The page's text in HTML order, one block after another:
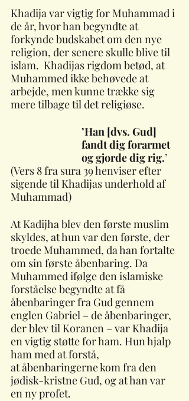
Khadija var vigtig for Muhammad i
de år, hvor han begyndte at
forkynde budskabet om den nye
religion, der senere skulle blive til
islam.  Khadijas rigdom betød, at
Muhammed ikke behøvede at
arbejde, men kunne trække sig
mere tilbage til det religiøse.
’Han [dvs. Gud]
fandt dig forarmet
og gjorde dig rig.’
(Vers 8 fra sura 39 henviser efter
sigende til Khadijas underhold af
Muhammad)
At Kadijha blev den første muslim
skyldes, at hun var den første, der
troede Muhammed, da han fortalte
om sin første åbenbaring. Da
Muhammed ifølge den islamiske
forståelse begyndte at få
åbenbaringer fra Gud gennem
englen Gabriel – de åbenbaringer,
der blev til Koranen – var Khadija
en vigtig støtte for ham. Hun hjalp
ham med at forstå,
at åbenbaringerne kom fra den
jødisk-kristne Gud, og at han var
en ny profet.